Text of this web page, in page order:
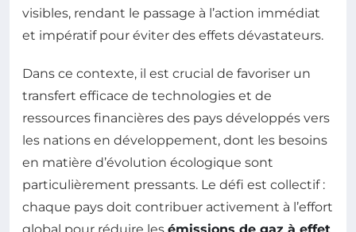
visibles, rendant le passage à l’action immédiat
et impératif pour éviter des effets dévastateurs.
Dans ce contexte, il est crucial de favoriser un
transfert efficace de technologies et de
ressources financières des pays développés vers
les nations en développement, dont les besoins
en matière d’évolution écologique sont
particulièrement pressants. Le défi est collectif :
chaque pays doit contribuer activement à l’effort